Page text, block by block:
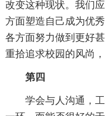
改变这种现状。我们
方面塑造自己成为优
各方面努力做到更好
重拾追求校园的风尚
第四
学会与人沟通，